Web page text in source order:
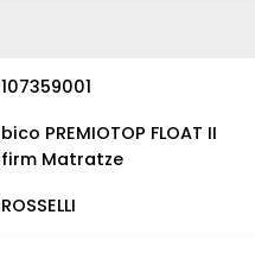
107359001
bico PREMIOTOP FLOAT II
firm Matratze
ROSSELLI